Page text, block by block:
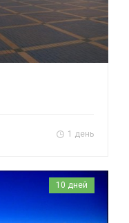
1 день
10 дней